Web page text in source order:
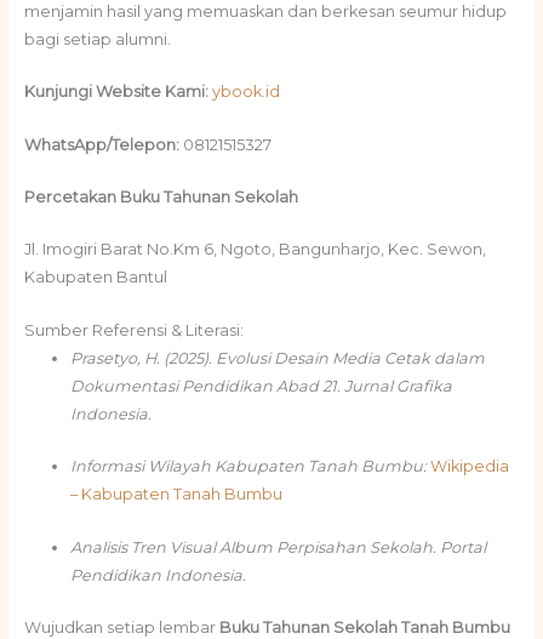
menjamin hasil yang memuaskan dan berkesan seumur hidup
bagi setiap alumni.
Kunjungi Website Kami: ybook.id
WhatsApp/Telepon:08121515327
Percetakan Buku Tahunan Sekolah
Jl. Imogiri Barat No.Km 6, Ngoto, Bangunharjo, Kec. Sewon,
Kabupaten Bantul
Sumber Referensi & Literasi:
Prasetyo, H. (2025). Evolusi Desain Media Cetak dalam
Dokumentasi Pendidikan Abad 21. Jurnal Grafika
Indonesia.
Informasi Wilayah Kabupaten Tanah Bumbu: Wikipedia
– Kabupaten Tanah Bumbu
Analisis Tren Visual Album Perpisahan Sekolah. Portal
Pendidikan Indonesia.
Wujudkan setiap lembar Buku Tahunan Sekolah Tanah Bumbu